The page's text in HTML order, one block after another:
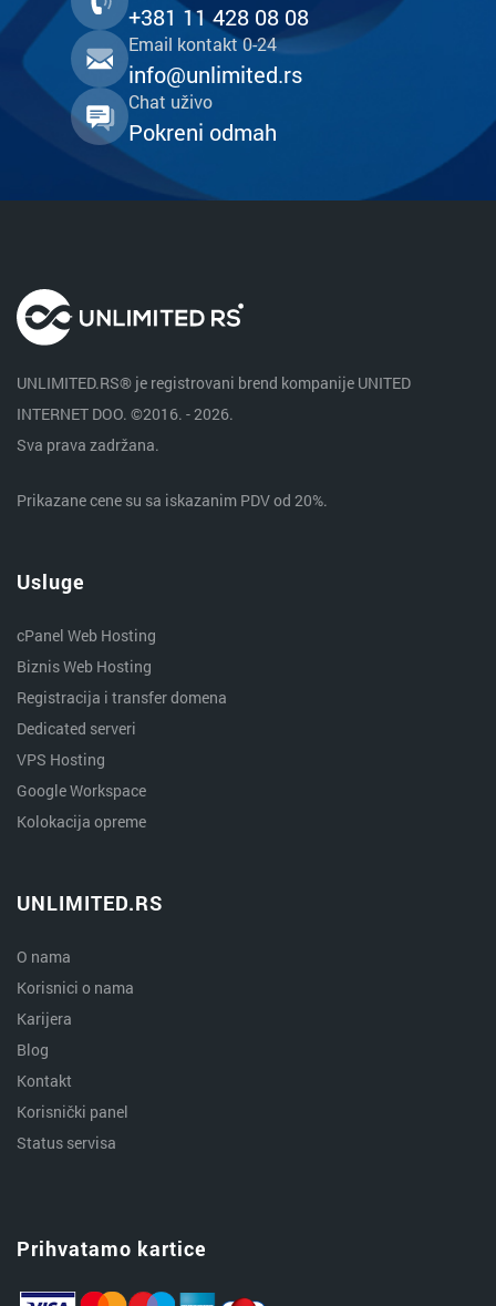
+381 11 428 08 08
Email kontakt 0-24
info@unlimited.rs
Chat uživo
Pokreni odmah
UNLIMITED.RS® je registrovani brend kompanije UNITED
INTERNET DOO. ©2016. - 2026.
Sva prava zadržana.
Prikazane cene su sa iskazanim PDV od 20%.
Usluge
cPanel Web Hosting
Biznis Web Hosting
Registracija i transfer domena
Dedicated serveri
VPS Hosting
Google Workspace
Kolokacija opreme
UNLIMITED.RS
O nama
Korisnici o nama
Karijera
Blog
Kontakt
Korisnički panel
Status servisa
Prihvatamo kartice